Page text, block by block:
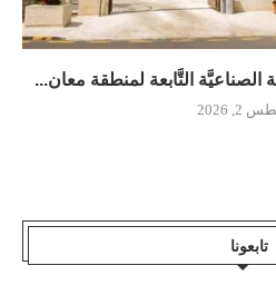
الصناعيَّة التَّابعة لمنطقة معان...
2026
تابعونا